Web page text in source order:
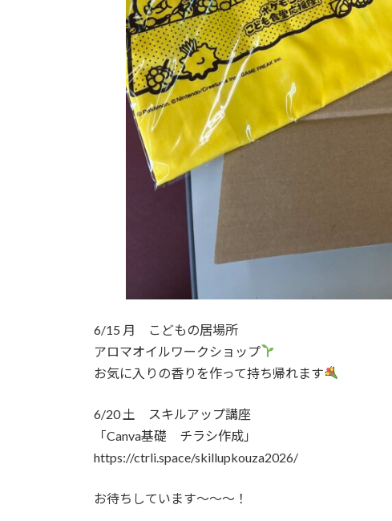
6/15 月 こどもの居場所
アロマオイルワークショップ
お気に入りの香りを作って持ち帰れます
6/20 土 スキルアップ講座
「Canva基礎 チラシ作成」
https://ctrli.space/skillupkouza2026/
お待ちしています～～～！